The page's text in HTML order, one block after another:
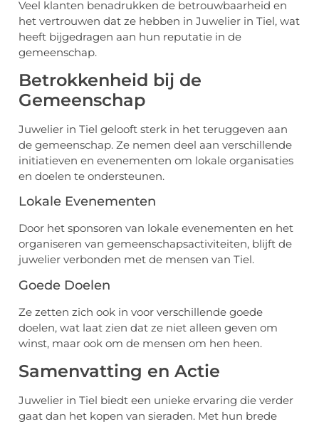
Veel klanten benadrukken de betrouwbaarheid en
het vertrouwen dat ze hebben in Juwelier in Tiel, wat
heeft bijgedragen aan hun reputatie in de
gemeenschap.
Betrokkenheid bij de
Gemeenschap
Juwelier in Tiel gelooft sterk in het teruggeven aan
de gemeenschap. Ze nemen deel aan verschillende
initiatieven en evenementen om lokale organisaties
en doelen te ondersteunen.
Lokale Evenementen
Door het sponsoren van lokale evenementen en het
organiseren van gemeenschapsactiviteiten, blijft de
juwelier verbonden met de mensen van Tiel.
Goede Doelen
Ze zetten zich ook in voor verschillende goede
doelen, wat laat zien dat ze niet alleen geven om
winst, maar ook om de mensen om hen heen.
Samenvatting en Actie
Juwelier in Tiel biedt een unieke ervaring die verder
gaat dan het kopen van sieraden. Met hun brede